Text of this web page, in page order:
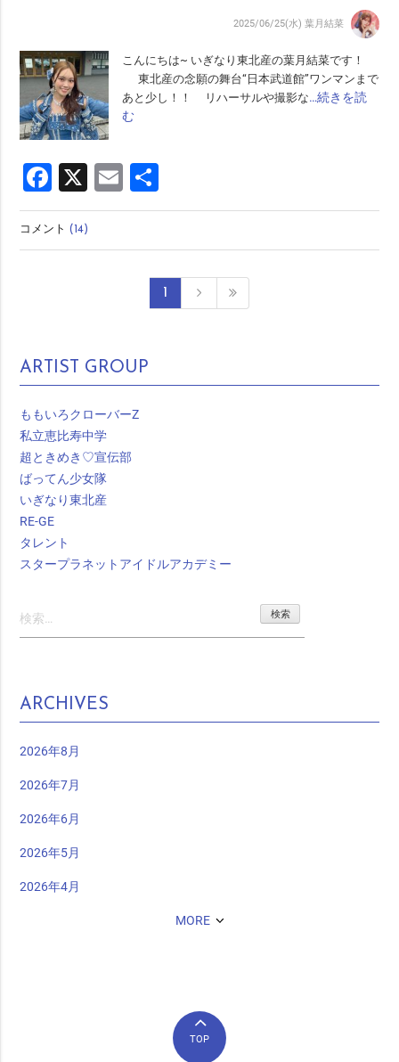
2025/06/25(水) 葉月結菜
こんにちは~ いぎなり東北産の葉月結菜です！
東北産の念願の舞台“日本武道館”ワンマンまで
あと少し！！ リハーサルや撮影な…続きを読
む
Facebook
X Email
有
コメント(14)
1
ARTIST GROUP
ももいろクローバーZ
私立恵比寿中学
超ときめき♡宣伝部
ばってん少女隊
いぎなり東北産
RE-GE
タレント
スタープラネットアイドルアカデミー
索:
ARCHIVES
2026年8月
2026年7月
2026年6月
2026年5月
2026年4月
MORE
TOP